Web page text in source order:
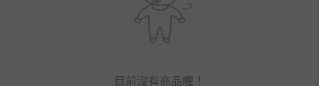
目前沒有商品喔！